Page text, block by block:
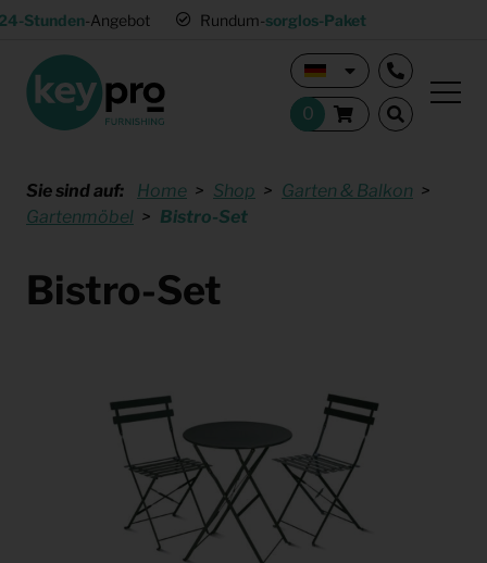
Stunden-Angebot Rundum-sorglos-Paket
Sie sind auf: Home Shop
Garten & Balkon
Gartenmöbel
Bistro-Set
Bistro-Set